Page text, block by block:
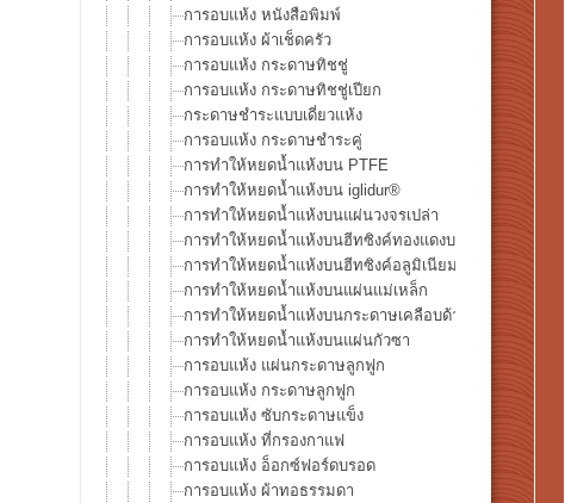
การอบแห้ง หนังสือพิมพ์
การอบแห้ง ผ้าเช็ดครัว
การอบแห้ง กระดาษทิชชู่
การอบแห้ง กระดาษทิชชู่เปียก
กระดาษชำระแบบเดี่ยวแห้ง
การอบแห้ง กระดาษชำระคู่
การทำให้หยดน้ำแห้งบน PTFE
การทำให้หยดน้ำแห้งบน iglidur®
การทำให้หยดน้ำแห้งบนแผ่นวงจรเปล่า
การทำให้หยดน้ำแห้งบนฮีทซิงค์ทองแดงบริสุทธิ์
การทำให้หยดน้ำแห้งบนฮีทซิงค์อลูมิเนียมดำ
การทำให้หยดน้ำแห้งบนแผ่นแม่เหล็ก
การทำให้หยดน้ำแห้งบนกระดาษเคลือบด้าน
การทำให้หยดน้ำแห้งบนแผ่นกัวซา
การอบแห้ง แผ่นกระดาษลูกฟูก
การอบแห้ง กระดาษลูกฟูก
การอบแห้ง ซับกระดาษแข็ง
การอบแห้ง ที่กรองกาแฟ
การอบแห้ง อ็อกซ์ฟอร์ดบรอด
การอบแห้ง ผ้าทอธรรมดา